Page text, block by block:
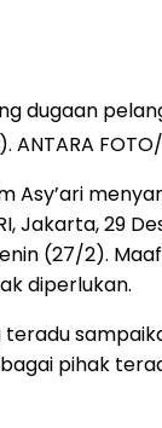
dugaan
ANTARA
Asy’ari
Jakarta, 29
(27/2).
diperlukan.
pihak